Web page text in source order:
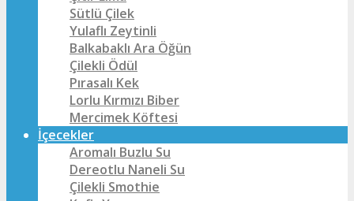
Sütlü Çilek
Yulaflı Zeytinli
Balkabaklı Ara Öğün
Çilekli Ödül
Pırasalı Kek
Lorlu Kırmızı Biber
Mercimek Köftesi
İçecekler
Aromalı Buzlu Su
Dereotlu Naneli Su
Çilekli Smothie